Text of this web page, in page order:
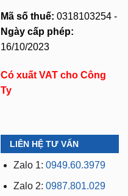
Mã số thuế: 0318103254 -
Ngày cấp phép:
16/10/2023
Có xuất VAT cho Công
Ty
LIÊN HỆ TƯ VẤN
Zalo 1: 0949.60.3979
Zalo 2: 0987.801.029